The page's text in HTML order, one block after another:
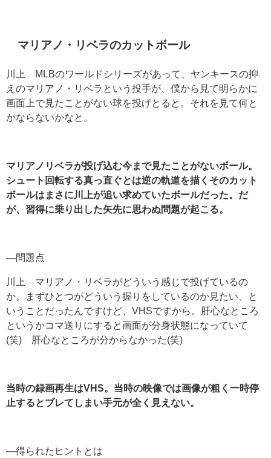
マリアノ・リベラのカットボール
川上 MLBのワールドシリーズがあって、ヤンキースの抑
えのマリアノ・リベラという投手が、僕から見て明らかに
画面上で見たことがない球を投げとると。それを見て何と
かならないかなと。
マリアノリベラが投げ込む今まで見たことがないボール。
シュート回転する真っ直ぐとは逆の軌道を描くそのカット
ボールはまさに川上が追い求めていたボールだった。だ
が、習得に乗り出した矢先に思わぬ問題が起こる。
―問題点
川上 マリアノ・リベラがどういう感じで投げているの
か。まずひとつがどういう握りをしているのか見たい、と
いうことだったんですけど、VHSですから。肝心なところ
というかコマ送りにすると画面が分身状態になっていて
(笑) 肝心なところが分からなかった(笑)
当時の録画再生はVHS 。当時の映像では画像が粗く一時停
止するとブレてしまい手元が全く見えない。
―得られたヒントとは